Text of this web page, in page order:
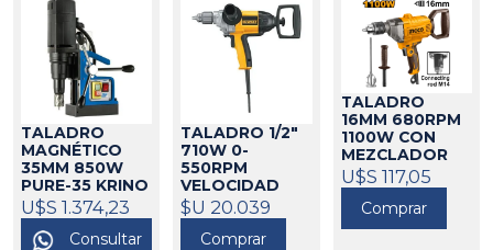
TALADRO
MAGNÉTICO
35MM 850W
PURE-35 KRINO
538225
U$S 1.374,23
Consultar
TALADRO 1/2"
710W 0-
550RPM
VELOCIDAD
VARIABLE
DEWALT173475
$U 20.039
Comprar
TALADRO
16MM 680RPM
1100W CON
MEZCLADOR
INGCO424099
U$S 117,05
Comprar